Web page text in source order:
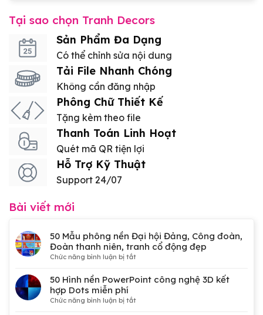
Tại sao chọn Tranh Decors
Sản Phẩm Đa Dạng
Có thể chỉnh sửa nội dung
Tải File Nhanh Chóng
Không cần đăng nhập
Phông Chữ Thiết Kế
Tặng kèm theo file
Thanh Toán Linh Hoạt
Quét mã QR tiện lợi
Hỗ Trợ Kỹ Thuật
Support 24/07
Bài viết mới
50 Mẫu phông nền Đại hội Đảng, Công đoàn,
Đoàn thanh niên, tranh cổ động đẹp
Chức năng bình luận bị tắtở
Mẫu
50 Hình nền PowerPoint công nghệ 3D kết
hợp Dots miễn phí
Chức năng bình luận bị tắtở